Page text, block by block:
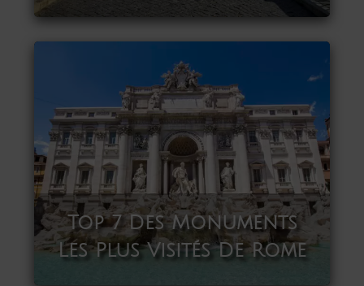
Top 7 Des Monuments
Les Plus Visités De Rome